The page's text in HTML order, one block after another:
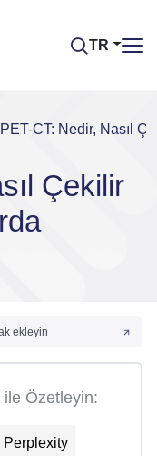
TR
PET-CT: Nedir, Nasıl
Çekilir
ekleyin
Özetleyin:
Perplexity